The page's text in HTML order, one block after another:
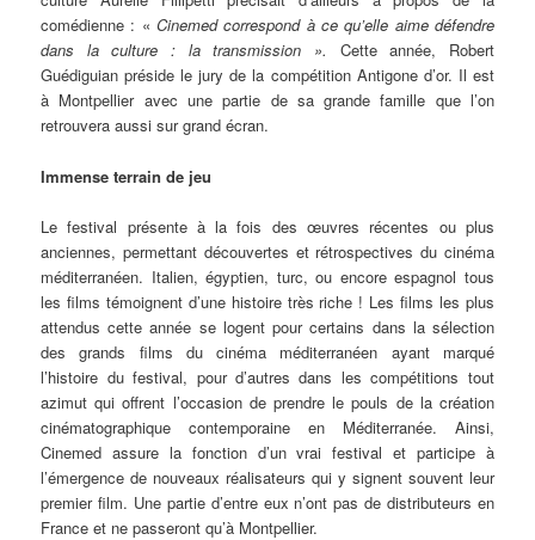
comédienne : «Cinemed correspond à ce qu’elle aime défendre
dans la culture : la transmission ».
Cette année, Robert
Guédiguian préside le jury de la compétition Antigone d’or. Il est
à Montpellier avec une partie de sa grande famille que l’on
retrouvera aussi sur grand écran.
Immense terrain de jeu
Le festival présente à la fois des œuvres récentes ou plus
anciennes, permettant découvertes et rétrospectives du cinéma
méditerranéen. Italien, égyptien, turc, ou encore espagnol tous
les films témoignent d’une histoire très riche ! Les films les plus
attendus cette année se logent pour certains dans la sélection
des grands films du cinéma méditerranéen ayant marqué
l’histoire du festival, pour d’autres dans les compétitions tout
azimut qui offrent l’occasion de prendre le pouls de la création
cinématographique contemporaine en Méditerranée. Ainsi,
Cinemed assure la fonction d’un vrai festival et participe à
l’émergence de nouveaux réalisateurs qui y signent souvent leur
premier film. Une partie d’entre eux n’ont pas de distributeurs en
France et ne passeront qu’à Montpellier.